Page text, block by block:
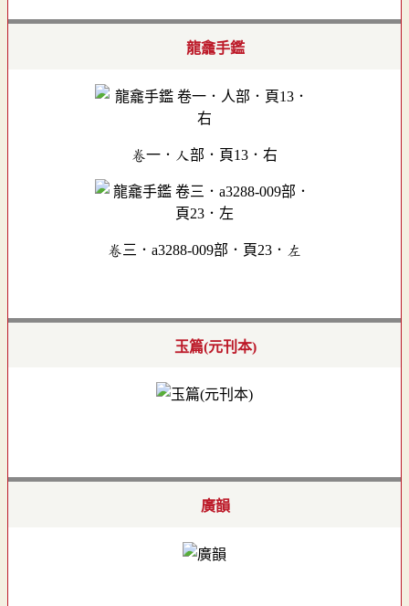
龍龕手鑑
卷一．人部．頁13．右
卷三．a3288-009部．頁23．左
玉篇(元刊本)
廣韻